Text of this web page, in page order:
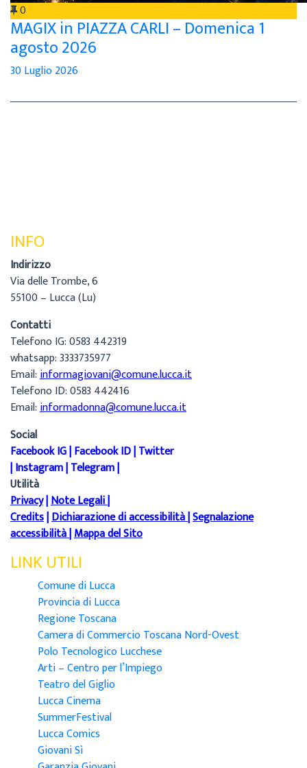
0
MAGIX in PIAZZA CARLI – Domenica 1
agosto 2026
30 Luglio 2026
INFO
Indirizzo
Via delle Trombe, 6
55100 – Lucca (Lu)
Contatti
Telefono IG: 0583 442319
whatsapp: 3333735977
Email:informagiovani@comune.lucca.it
Telefono ID: 0583 442416
Email:informadonna@comune.lucca.it
Social
Facebook IG|Facebook ID|Twitter
|Instagram|Telegram|
Utilità
Privacy|Note Legali|
Credits|Dichiarazione di accessibilità|Segnalazione
accessibilità|Mappa del Sito
LINK UTILI
Comune di Lucca
Provincia di Lucca
Regione Toscana
Camera di Commercio Toscana Nord-Ovest
Polo Tecnologico Lucchese
Arti – Centro per l’Impiego
Teatro del Giglio
Lucca Cinema
SummerFestival
Lucca Comics
Giovani Sì